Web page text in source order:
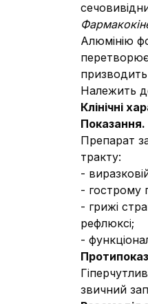
Алюмінію
Належить
Клінічні
Показання.
Препарат
тракту:
-
- гострому
- грижі
рефлюксі;
-
звичний